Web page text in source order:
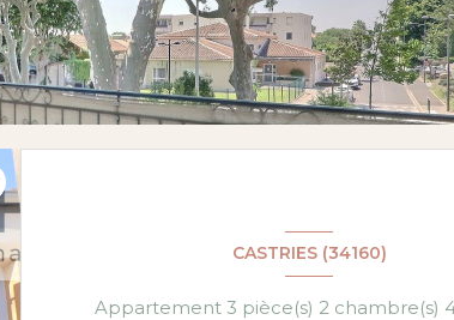
CASTRIES (34160)